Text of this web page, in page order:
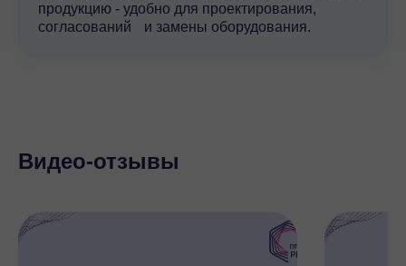
продукцию - удобно для проектирования,
согласований и замены оборудования.
Видео-отзывы